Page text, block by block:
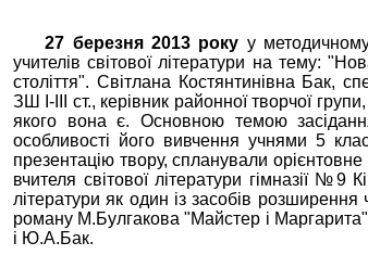
27 березня 2013 року у методичному
учителів світової літератури на тему:
століття". Світлана Костянтинівна Бак,
ЗШ І-ІІІ ст., керівник районної творчої
якого вона є. Основною темою
особливості його вивчення учнями 5
презентацію твору, спланували
вчителя світової літератури гімназії
літератури як один із засобів
роману М.Булгакова "Майстер і Маргарита"
і Ю.А.Бак.